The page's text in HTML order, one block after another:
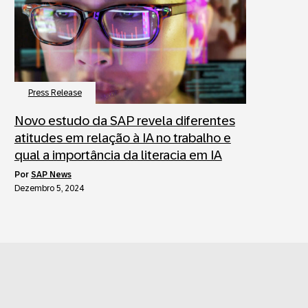
Press Release
Novo estudo da SAP revela diferentes
atitudes em relação à IA no trabalho e
qual a importância da literacia em IA
por SAP News
Dezembro 5, 2024